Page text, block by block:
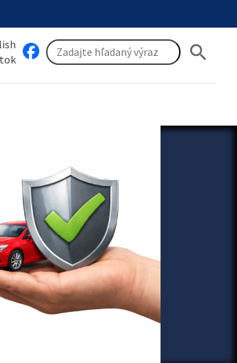
search